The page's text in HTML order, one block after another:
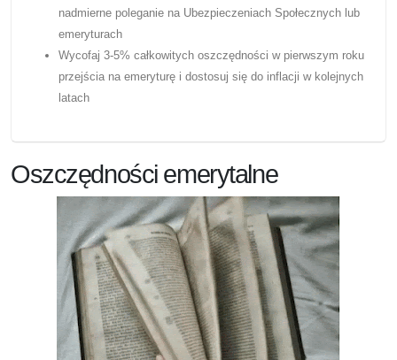
nadmierne poleganie na Ubezpieczeniach Społecznych lub
emeryturach
Wycofaj 3-5% całkowitych oszczędności w pierwszym roku
przejścia na emeryturę i dostosuj się do inflacji w kolejnych
latach
Oszczędności emerytalne